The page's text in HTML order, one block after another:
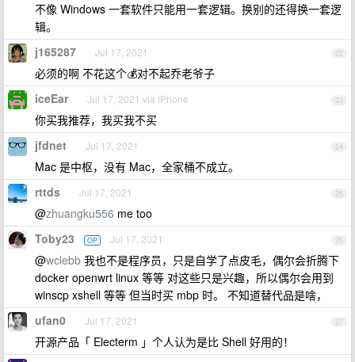
不像 Windows 一套软件只能用一套逻辑。换别的还得换一套逻
辑。
22
j165287 Jul 17, 2021
必须的啊 不花这个💰对不起乔老爷子
23
iceEar Jul 17, 2021 via iPhone
你买我推荐，我买我不买
24
jfdnet Jul 17, 2021
Mac 是中枢，没有 Mac，全家桶不成立。
25
rttds Jul 17, 2021
@zhuangku556 me too
26
Toby23 OP Jul 17, 2021
@wclebb 我也不是程序员，只是自学了点皮毛，偶尔会折腾下
docker openwrt linux 等等 对这些只是兴趣，所以偶尔会用到
winscp xshell 等等 但当时买 mbp 时。 不知道替代品是啥，
27
ufan0 Jul 17, 2021
开源产品「 Electerm 」个人认为是比 Shell 好用的！